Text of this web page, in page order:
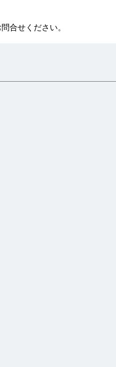
合せください。